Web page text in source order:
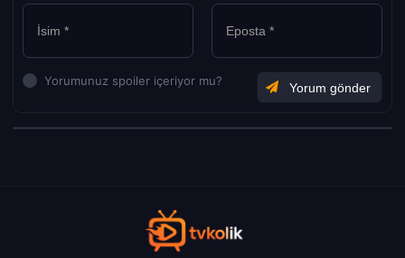
Yorumunuz spoiler içeriyor mu?